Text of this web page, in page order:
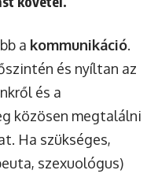
a kommunikáció.
és nyíltan az
és a
közösen megtalálni
Ha szükséges,
szexuológus)